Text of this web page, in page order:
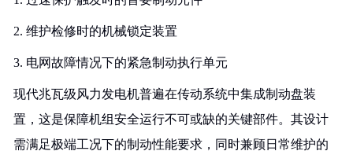
2. 维护检修时的机械锁定装置
3. 电网故障情况下的紧急制动执行单元
现代兆瓦级风力发电机普遍在传动系统中集成制动盘装
置，这是保障机组安全运行不可或缺的关键部件。其设计
需满足极端工况下的制动性能要求，同时兼顾日常维护的